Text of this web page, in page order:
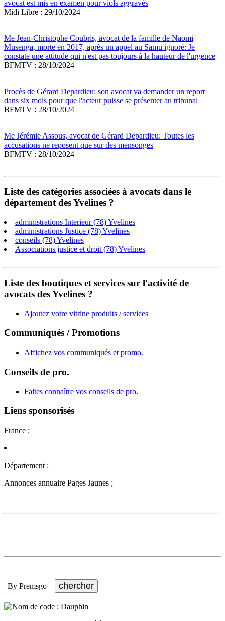
avocat est mis en examen pour viols aggravés
Midi Libre : 29/10/2024
Me Jean-Christophe Coubris, avocat de la famille de Naomi
Musenga, morte en 2017, après un appel au Samu ignoré: Je
constate une attitude qui n'est pas toujours à la hauteur de l'urgence
BFMTV : 28/10/2024
Procès de Gérard Depardieu: son avocat va demander un report
dans six mois pour que l'acteur puisse se présenter au tribunal
BFMTV : 28/10/2024
Me Jérémie Assous, avocat de Gérard Depardieu: Toutes les
accusations ne reposent que sur des mensonges
BFMTV : 28/10/2024
Liste des catégories associées à avocats dans le
département des Yvelines ?
administrations Interieur (78) Yvelines
administrations Justice (78) Yvelines
conseils (78) Yvelines
Associations justice et droit (78) Yvelines
Liste des boutiques et services sur l'activité de
avocats des Yvelines ?
Ajoutez votre vitrine produits / services
Communiqués / Promotions
Affichez vos communiqués et promo.
Conseils de pro.
Faites connaître vos conseils de pro.
Liens sponsorisés
France :
Département :
Annonces annuaire Pages Jaunes ;
By Premsgo